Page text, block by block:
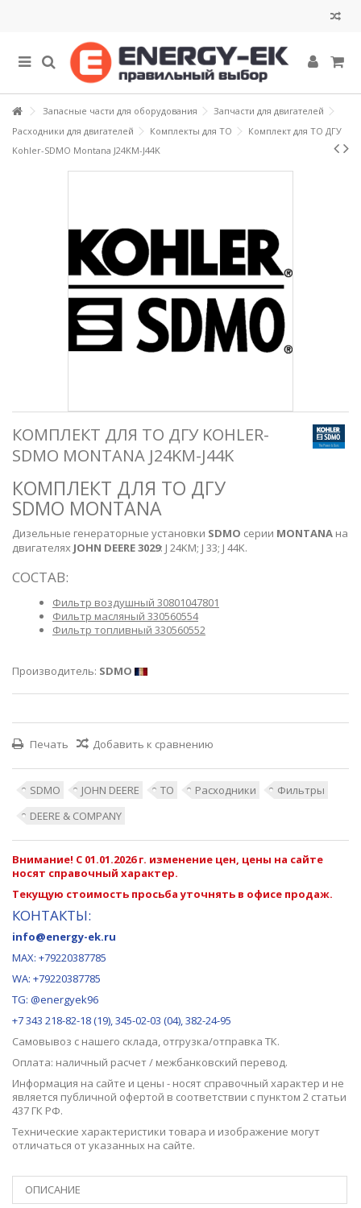
Запасные части для оборудования
Запчасти для двигателей
Расходники для двигателей
Комплекты для ТО
Комплект для ТО ДГУ
Kohler-SDMO Montana J24KM-J44K
КОМПЛЕКТ ДЛЯ ТО ДГУ KOHLER-
SDMO MONTANA J24KM-J44K
КОМПЛЕКТ ДЛЯ ТО ДГУ
SDMO MONTANA
Дизельные генераторные установки SDMO серии MONTANA на
двигателях JOHN DEERE 3029: J 24KM; J 33; J 44K.
СОСТАВ:
Фильтр воздушный 30801047801
Фильтр масляный 330560554
Фильтр топливный 330560552
Производитель: SDMO
Печать Добавить к сравнению
SDMO JOHN DEERE ТО Расходники
Фильтры
DEERE & COMPANY
Внимание! С 01.01.2026 г. изменение цен, цены на сайте
носят справочный характер.
Текущую стоимость просьба уточнять в офисе продаж.
КОНТАКТЫ:
info@energy-ek.ru
MAX: +79220387785
WA: +79220387785
TG: @energyek96
+7 343 218-82-18 (19), 345-02-03 (04), 382-24-95
Самовывоз с нашего склада, отгрузка/отправка ТК.
Оплата: наличный расчет / межбанковский перевод.
Информация на сайте и цены - носят справочный характер и не
является публичной офертой в соответствии с пунктом 2 статьи
437 ГК РФ.
Технические характеристики товара и изображение могут
отличаться от указанных на сайте.
ОПИСАНИЕ